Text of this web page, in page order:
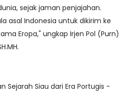
sejak jaman penjajahan.
asal Indonesia untuk dikirim ke
Eropa," ungkap Irjen Pol (Purn)
Sejarah Siau dari Era Portugis -